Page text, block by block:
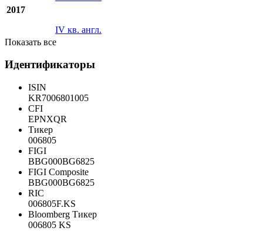
2017
IV кв. англ.
Показать все
Идентификаторы
ISIN
KR7006801005
CFI
EPNXQR
Тикер
006805
FIGI
BBG000BG6825
FIGI Composite
BBG000BG6825
RIC
006805F.KS
Bloomberg Тикер
006805 KS